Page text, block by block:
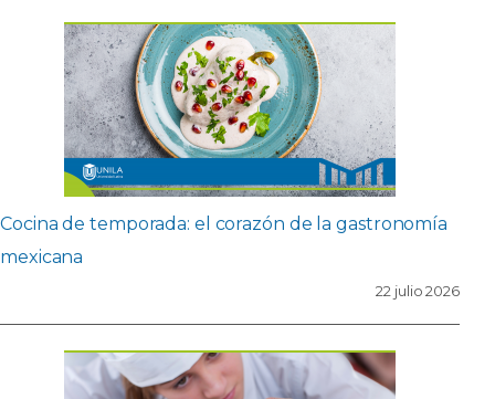
Cocina de temporada: el corazón de la gastronomía
mexicana
22 julio 2026